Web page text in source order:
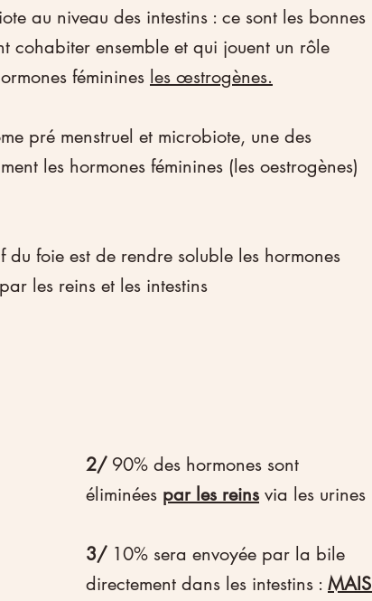
au niveau des intestins : ce sont les bonnes
cohabiter ensemble et qui jouent un rôle
féminines les œstrogènes.
pré menstruel et microbiote, une des
les hormones féminines (les oestrogènes)
foie est de rendre soluble les hormones
les reins et les intestins
2/ 90% des hormones sont
éliminées par les reins via les urines
3/ 10% sera envoyée par la bile
directement dans les intestins : MAIS